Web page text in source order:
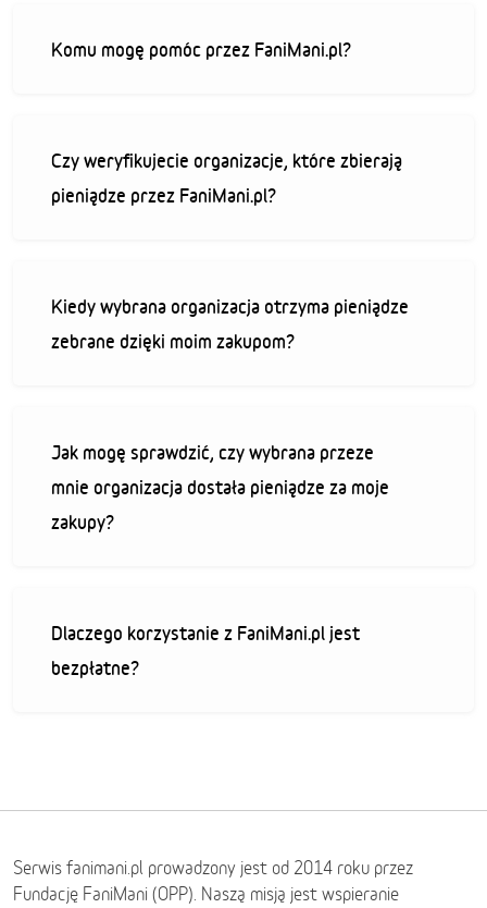
Komu mogę pomóc przez FaniMani.pl?
Czy weryfikujecie organizacje, które zbierają
pieniądze przez FaniMani.pl?
Kiedy wybrana organizacja otrzyma pieniądze
zebrane dzięki moim zakupom?
Jak mogę sprawdzić, czy wybrana przeze
mnie organizacja dostała pieniądze za moje
zakupy?
Dlaczego korzystanie z FaniMani.pl jest
bezpłatne?
Serwis fanimani.pl prowadzony jest od 2014 roku przez
Fundację FaniMani (OPP). Naszą misją jest wspieranie